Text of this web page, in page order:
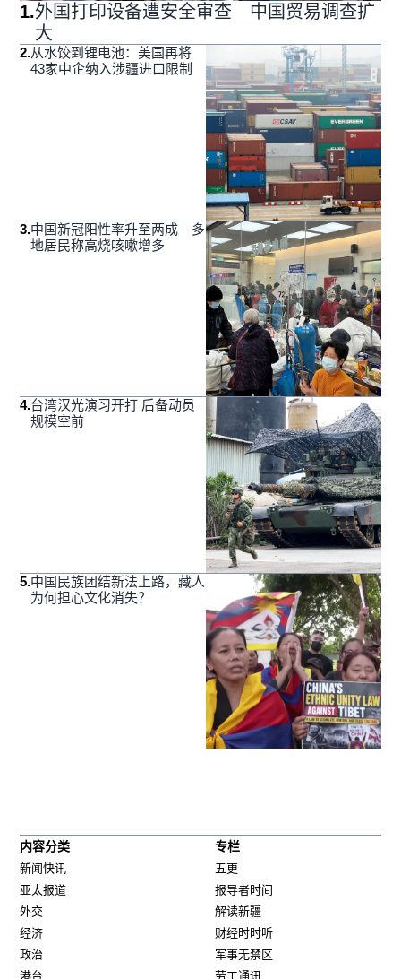
1.外国打印设备遭安全审查 中国贸易调查扩
大
2.从水饺到锂电池：美国再将
43家中企纳入涉疆进口限制
3.中国新冠阳性率升至两成 多
地居民称高烧咳嗽增多
4.台湾汉光演习开打 后备动员
规模空前
5.中国民族团结新法上路，藏人
为何担心文化消失？
内容分类
新闻快讯
亚太报道
外交
经济
政治
港台
专栏
五更
报导者时间
解读新疆
财经时时听
军事无禁区
劳工通讯